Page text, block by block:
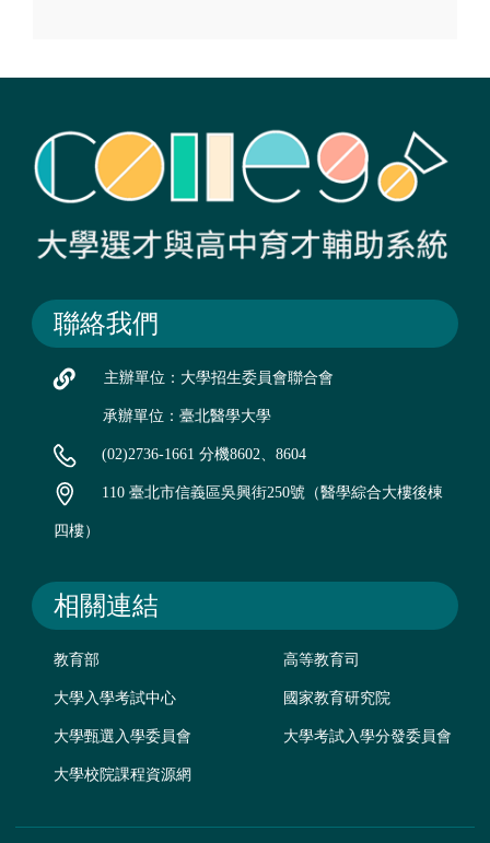
聯絡我們
主辦單位：大學招生委員會聯合會
承辦單位：臺北醫學大學
(02)2736-1661 分機8602、8604
110 臺北市信義區吳興街250號（醫學綜合大樓後棟
四樓）
相關連結
教育部 高等教育司
大學入學考試中心 國家教育研究院
大學甄選入學委員會 大學考試入學分發委員會
大學校院課程資源網